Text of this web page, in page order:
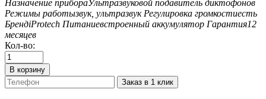
Назначение прибораУльтразвуковой подавитель диктофонов
Режимы работызвук, ультразвук Регулировка громкостиесть
БрендiProtech Питаниевстроенный аккумулятор Гарантия12
месяцев
Кол-во:
В корзину
Заказ в 1 клик